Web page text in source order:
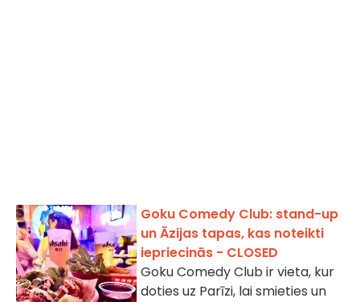
Goku Comedy Club: stand-up
un Āzijas tapas, kas noteikti
iepriecinās - CLOSED
Goku Comedy Club ir vieta, kur
doties uz Parīzi, lai smieties un